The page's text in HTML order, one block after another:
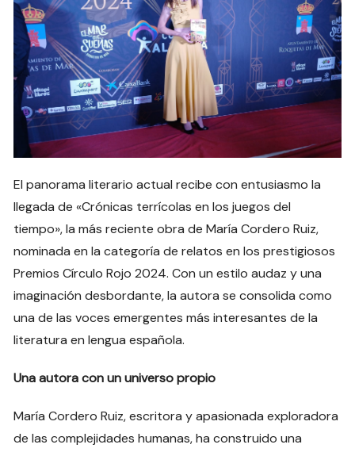
El panorama literario actual recibe con entusiasmo la
llegada de «Crónicas terrícolas en los juegos del
tiempo», la más reciente obra de María Cordero Ruiz,
nominada en la categoría de relatos en los prestigiosos
Premios Círculo Rojo 2024. Con un estilo audaz y una
imaginación desbordante, la autora se consolida como
una de las voces emergentes más interesantes de la
literatura en lengua española.
Una autora con un universo propio
María Cordero Ruiz, escritora y apasionada exploradora
de las complejidades humanas, ha construido una